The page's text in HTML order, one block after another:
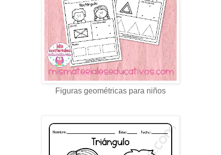
Figuras geométricas para niños